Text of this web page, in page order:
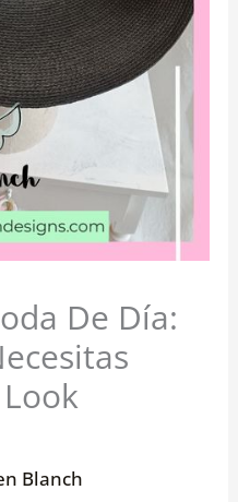
De Día:
Blanch